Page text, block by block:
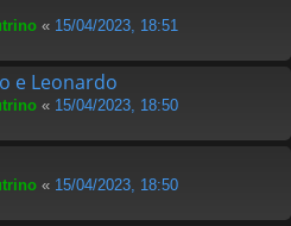
« 15/04/2023, 18:51
e Leonardo
« 15/04/2023, 18:50
« 15/04/2023, 18:50